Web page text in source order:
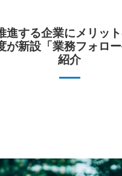
進する企業にメリッ
が新設「業務フォロ
紹介